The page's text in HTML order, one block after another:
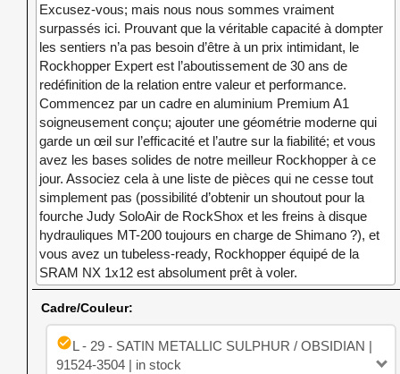
Excusez-vous; mais nous nous sommes vraiment
surpassés ici. Prouvant que la véritable capacité à dompter
les sentiers n’a pas besoin d’être à un prix intimidant, le
Rockhopper Expert est l’aboutissement de 30 ans de
redéfinition de la relation entre valeur et performance.
Commencez par un cadre en aluminium Premium A1
soigneusement conçu; ajouter une géométrie moderne qui
garde un œil sur l’efficacité et l’autre sur la fiabilité; et vous
avez les bases solides de notre meilleur Rockhopper à ce
jour. Associez cela à une liste de pièces qui ne cesse tout
simplement pas (possibilité d’obtenir un shoutout pour la
fourche Judy SoloAir de RockShox et les freins à disque
hydrauliques MT-200 toujours en charge de Shimano ?), et
vous avez un tubeless-ready, Rockhopper équipé de la
SRAM NX 1x12 est absolument prêt à voler.
Cadre/Couleur:
check_circle L - 29 - SATIN METALLIC SULPHUR / OBSIDIAN |
91524-3504 | in stock